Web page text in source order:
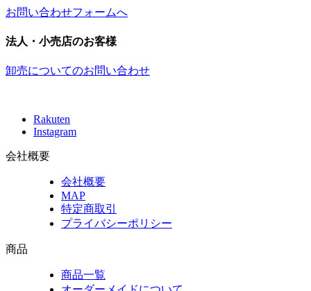
お問い合わせフォームへ
法人・小売店のお客様
卸売についてのお問い合わせ
Rakuten
Instagram
会社概要
会社概要
MAP
特定商取引
プライバシーポリシー
商品
商品一覧